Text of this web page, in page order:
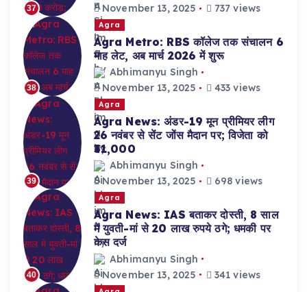
37 November 13, 2025 737 views
38
Agra
Agra Metro: RBS कॉलेज तक संचालन 6
माह लेट, अब मार्च 2026 में शुरू
Abhimanyu Singh
November 13, 2025
433 views
39
Agra
Agra News: अंडर-19 मून प्रीमियर लीग
26 नवंबर से सेंट जोंस मैदान पर; विजेता को
₹31,000
Abhimanyu Singh
November 13, 2025
698 views
40
Agra
Agra News: IAS बताकर दोस्ती, 8 साल
में युवती-मां से 20 लाख रुपये ठगे; धमकी पर
केस दर्ज
Abhimanyu Singh
November 13, 2025
341 views